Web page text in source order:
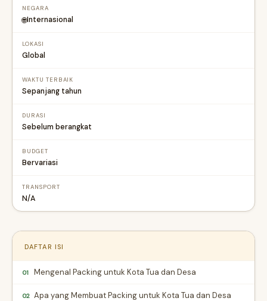
NEGARA
🌐Internasional
LOKASI
Global
WAKTU TERBAIK
Sepanjang tahun
DURASI
Sebelum berangkat
BUDGET
Bervariasi
TRANSPORT
N/A
DAFTAR ISI
01 Mengenal Packing untuk Kota Tua dan Desa
02 Apa yang Membuat Packing untuk Kota Tua dan Desa